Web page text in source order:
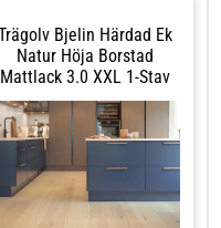
slitagetålig och idealisk
livliga utrymmen som hotell,
kontor och kaféer - eller på
ställen i hemmet där golvet
klara lite extra. Den
ytan skyddar mot
och gör golvet lätt att
Bjelin Härdad Ek
Natur Höja Borstad
Mattlack 3.0 XXL 1-Stav